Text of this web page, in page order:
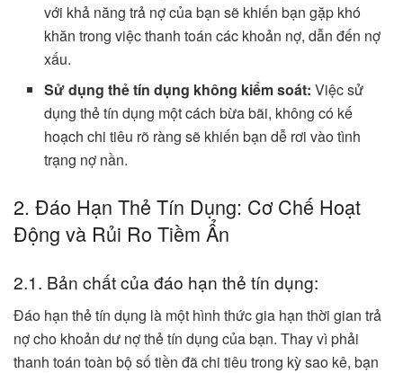
với khả năng trả nợ của bạn sẽ khiến bạn gặp khó
khăn trong việc thanh toán các khoản nợ, dẫn đến nợ
xấu.
Sử dụng thẻ tín dụng không kiểm soát: Việc sử
dụng thẻ tín dụng một cách bừa bãi, không có kế
hoạch chi tiêu rõ ràng sẽ khiến bạn dễ rơi vào tình
trạng nợ nần.
2. Đáo Hạn Thẻ Tín Dụng: Cơ Chế Hoạt
Động và Rủi Ro Tiềm Ẩn
2.1. Bản chất của đáo hạn thẻ tín dụng:
Đáo hạn thẻ tín dụng là một hình thức gia hạn thời gian trả
nợ cho khoản dư nợ thẻ tín dụng của bạn. Thay vì phải
thanh toán toàn bộ số tiền đã chi tiêu trong kỳ sao kê, bạn